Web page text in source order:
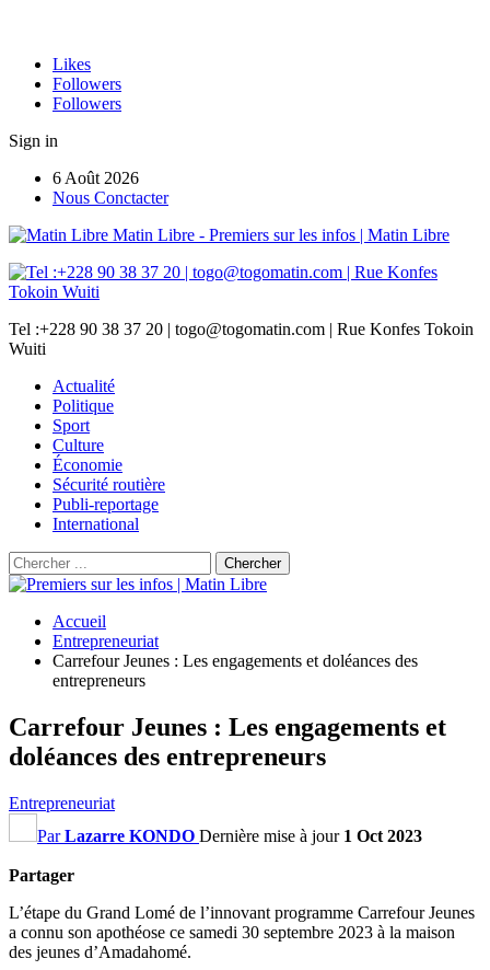
Likes
Followers
Followers
Sign in
6 Août 2026
Nous Conctacter
Matin Libre - Premiers sur les infos | Matin Libre
Tel :+228 90 38 37 20 | togo@togomatin.com | Rue Konfes Tokoin
Wuiti
Actualité
Politique
Sport
Culture
Économie
Sécurité routière
Publi-reportage
International
Accueil
Entrepreneuriat
Carrefour Jeunes : Les engagements et doléances des
entrepreneurs
Carrefour Jeunes : Les engagements et
doléances des entrepreneurs
Entrepreneuriat
ParLazarre KONDO Dernière mise à jour 1 Oct 2023
Partager
L’étape du Grand Lomé de l’innovant programme Carrefour Jeunes
a connu son apothéose ce samedi 30 septembre 2023 à la maison
des jeunes d’Amadahomé.